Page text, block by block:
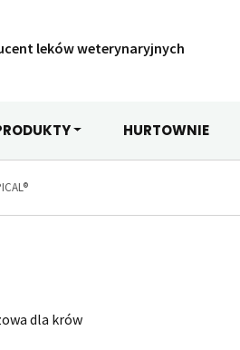
leków weterynaryjnych
HURTOWNIE
dla krów